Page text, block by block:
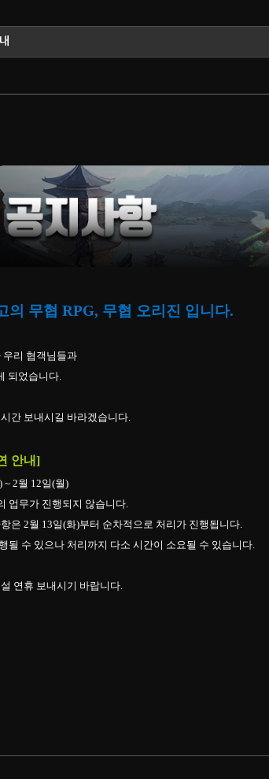
의 무협 RPG, 무협 오리진 입니다.
우리 협객님들과
되었습니다.
간 보내시길 바라겠습니다.
안내]
~ 2월 12일(월)
업무가 진행되지 않습니다.
은 2월 13일(화)부터 순차적으로 처리가 진행됩니다.
될 수 있으나 처리까지 다소 시간이 소요될 수 있습니다.
연휴 보내시기 바랍니다.